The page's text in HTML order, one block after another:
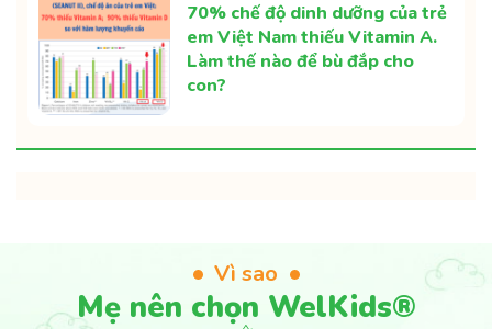
70% chế độ dinh dưỡng của trẻ
em Việt Nam thiếu Vitamin A.
Làm thế nào để bù đắp cho
con?
Vì sao
Mẹ nên chọn WelKids®